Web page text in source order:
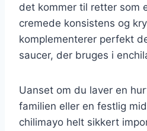
det kommer til retter som
cremede konsistens og
komplementerer perfekt
saucer, der bruges i
Uanset om du laver en
familien eller en festlig
chilimayo helt sikkert